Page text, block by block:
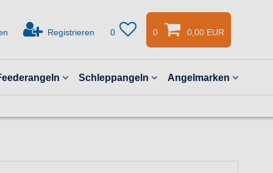
Registrieren 0 0 0,00 EUR
Schleppangeln Angelmarken